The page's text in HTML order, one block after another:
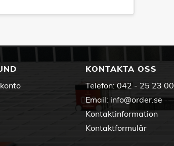
KONTAKTA OSS
Telefon: 042 - 25 23 00
Email: info@order.se
Kontaktinformation
Kontaktformulär